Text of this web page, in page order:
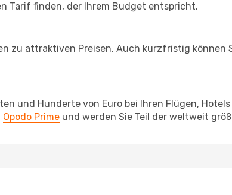
Tarif finden, der Ihrem Budget entspricht.
zu attraktiven Preisen. Auch kurzfristig können
und Hunderte von Euro bei Ihren Flügen,
Opodo Prime und werden Sie Teil der weltweit